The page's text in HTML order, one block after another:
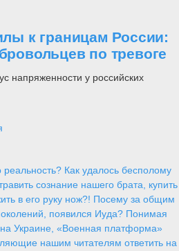
к границам России:
по тревоге
напряженности у российских
Как удалось бесполому
сознание нашего брата, купить
в его руку нож?! Посему за общим
появился Иуда? Понимая
на Украине, «Военная платформа»
нашим читателям ответить на